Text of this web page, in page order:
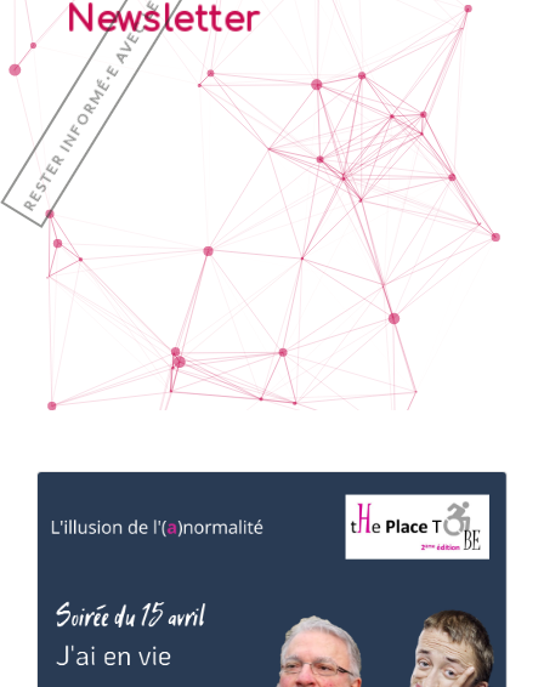
Newsletter
RESTER INFORMÉ·E AVEC LE CERHES